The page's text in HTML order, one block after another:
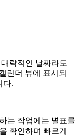
략적인 날짜라도
린더 뷰에 표시되
다.
는 작업에는 별표를
확인하며 빠르게